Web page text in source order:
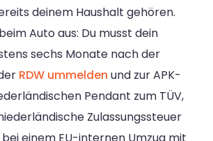
deinem Haushalt gehören.
Auto aus: Du musst dein
sechs Monate nach der
RDW ummelden und zur APK-
Pendant zum TÜV,
Zulassungssteuer
einem EU-internen Umzug mit